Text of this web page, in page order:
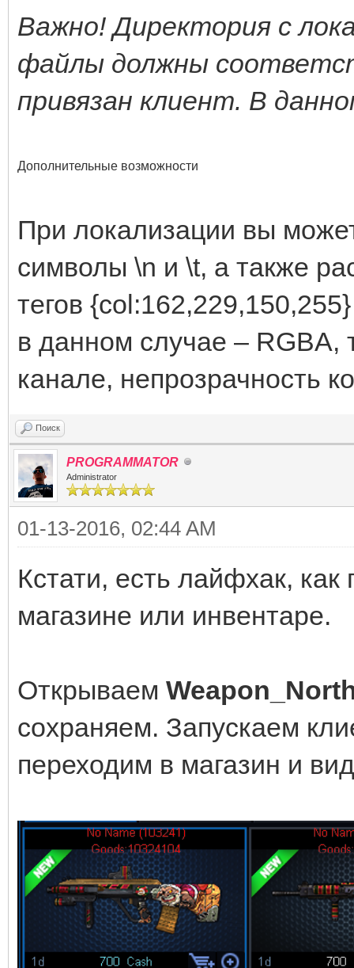
Важно! Директория с
файлы должны
привязан клиент. В
Дополнительные возможности
При локализации вы
символы \n и \t, а также
тегов
в данном случае – RGBA,
канале, непрозрачность
Поиск
PROGRAMMATOR
Administrator
01-13-2016, 02:44 AM
Кстати, есть лайфхак,
магазине или инвентаре.
Открываем
сохраняем. Запускаем
переходим в магазин и